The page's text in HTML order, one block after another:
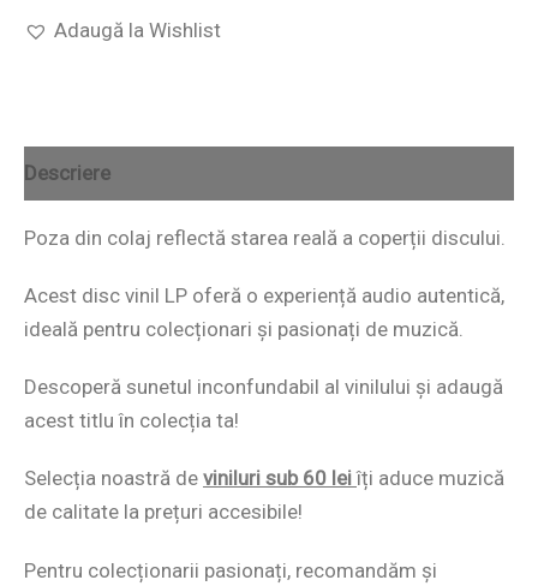
Adaugă la Wishlist
Descriere
Poza din colaj reflectă starea reală a coperții discului.
Acest disc vinil LP oferă o experiență audio autentică,
ideală pentru colecționari și pasionați de muzică.
Descoperă sunetul inconfundabil al vinilului și adaugă
acest titlu în colecția ta!
Selecția noastră de viniluri sub 60 lei îți aduce muzică
de calitate la prețuri accesibile!
Pentru colecționarii pasionați, recomandăm și